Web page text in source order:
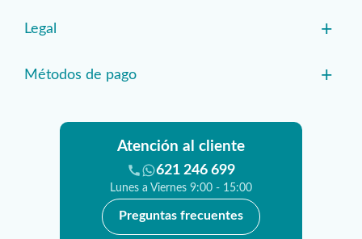
Legal +
Métodos de pago +
Atención al cliente
621 246 699
Lunes a Viernes 9:00 - 15:00
Preguntas frecuentes